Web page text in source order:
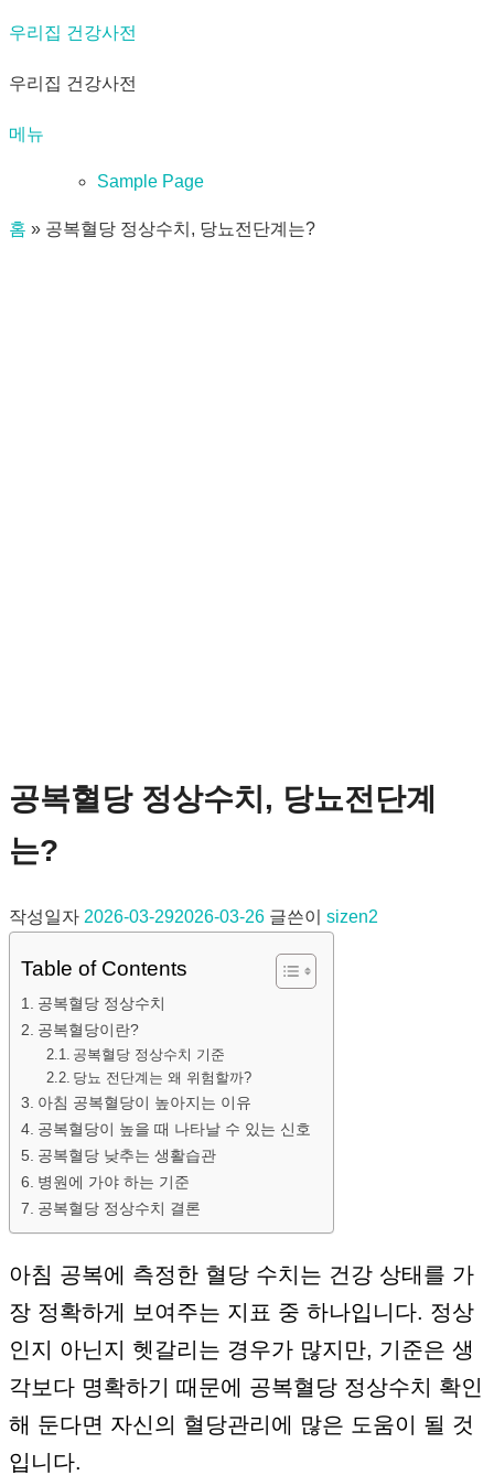
내
으
기
우리집 건강사전
우리집 건강사전
메뉴
Sample Page
홈 » 공복혈당 정상수치, 당뇨전단계는?
공복혈당 정상수치, 당뇨전단계
는?
작성일자 2026-03-292026-03-26 글쓴이 sizen2
Table of Contents
공복혈당 정상수치
공복혈당이란?
공복혈당 정상수치 기준
당뇨 전단계는 왜 위험할까?
아침 공복혈당이 높아지는 이유
공복혈당이 높을 때 나타날 수 있는 신호
공복혈당 낮추는 생활습관
병원에 가야 하는 기준
공복혈당 정상수치 결론
아침 공복에 측정한 혈당 수치는 건강 상태를 가
장 정확하게 보여주는 지표 중 하나입니다. 정상
인지 아닌지 헷갈리는 경우가 많지만, 기준은 생
각보다 명확하기 때문에 공복혈당 정상수치 확인
해 둔다면 자신의 혈당관리에 많은 도움이 될 것
입니다.